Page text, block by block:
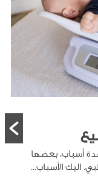
أسباب، بعضها
اليك الأسباب...